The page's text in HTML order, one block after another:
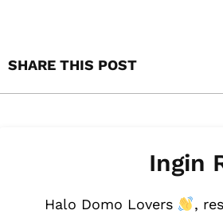
SHARE THIS POST​
Ingin
Halo Domo Lovers
,